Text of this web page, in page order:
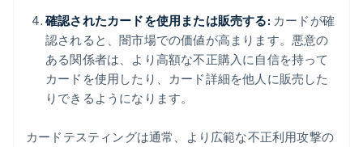
確認されたカードを使用または販売する: カードが確
認されると、闇市場での価値が高まります。悪意の
ある関係者は、より高額な不正購入に自信を持って
カードを使用したり、カード詳細を他人に販売した
りできるようになります。
カードテスティングは通常、より広範な不正利用攻撃の